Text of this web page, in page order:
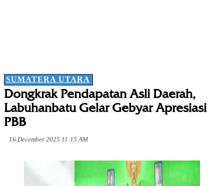
SUMATERA UTARA
Dongkrak Pendapatan Asli Daerah,
Labuhanbatu Gelar Gebyar Apresiasi
PBB
16 December 2025 11:15 AM